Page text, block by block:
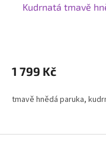
Kudrnatá tmavě
1 799 Kč
tmavě hnědá paruka,